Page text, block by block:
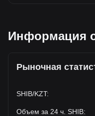
Информация
Рыночная
SHIB/KZT:
Объем за 24 ч. SHIB: